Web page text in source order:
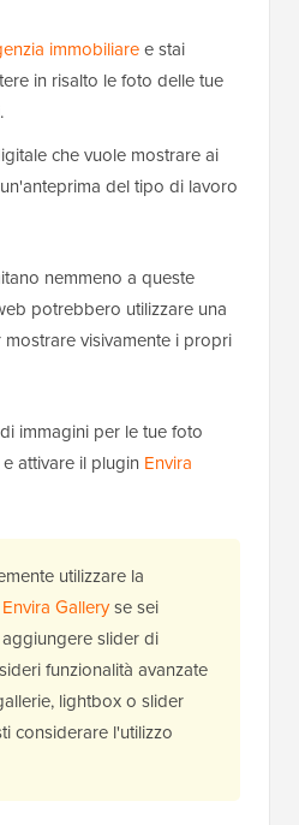
immobiliaree stai
in risalto le foto delle tue
che vuole mostrare ai
del tipo di lavoro
nemmeno a queste
potrebbero utilizzare una
visivamente i propri
immagini per le tue foto
attivare il plugin Envira
utilizzare la
Galleryse sei
slider di
funzionalità avanzate
lightbox o slider
considerare l'utilizzo